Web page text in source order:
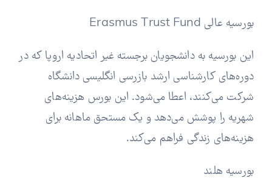
بورسیه عالی Erasmus Trust Fund
این بورسیه به دانشجویان برجسته غیر اتحادیه اروپا که در
دوره‌های کارشناسی ارشد بازرسی انگلیسی دانشگاه
شرکت می‌کنند، اعطا می‌شود. این بورس هزینه‌های
شهریه را پوشش می‌دهد و یک مستحق ماهانه برای
هزینه‌های زندگی فراهم می‌کند.
بورسیه هلند